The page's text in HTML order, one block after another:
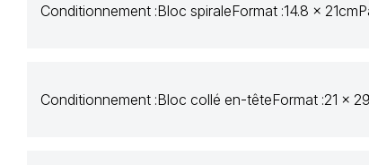
Conditionnement :Bloc spiraleFormat :14.8 x 21cm
Conditionnement :Bloc collé en-têteFormat :21 x